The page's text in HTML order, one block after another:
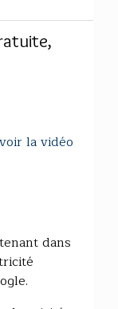
voir la vidéo
dans